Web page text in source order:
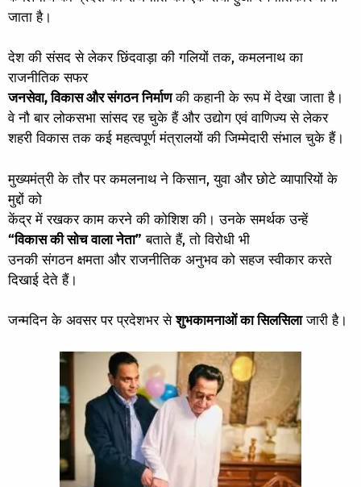
जाता है।
देश की संसद से लेकर छिंदवाड़ा की गलियों तक, कमलनाथ का
राजनीतिक सफर
जनसेवा, विकास और संगठन निर्माणकी कहानी के रूप में देखा जाता है।
वे नौ बार लोकसभा सांसद रह चुके हैं और उद्योग एवं वाणिज्य से लेकर
शहरी विकास तक कई महत्वपूर्ण मंत्रालयों की जिम्मेदारी संभाल चुके हैं।
मुख्यमंत्री के तौर पर कमलनाथ ने किसान, युवा और छोटे व्यापारियों के
मुद्दों को
केंद्र में रखकर काम करने की कोशिश की। उनके समर्थक उन्हें
“विकास की सोच वाला नेता” बताते हैं, तो विरोधी भी
उनकी संगठन क्षमता और राजनीतिक अनुभव को सहज स्वीकार करते
दिखाई देते हैं।
जन्मदिन के अवसर पर प्रदेशभर सेशुभकामनाओं का सिलसिलाजारी है।